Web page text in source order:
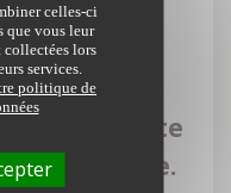
et le
mots, le
notaire
la réussite
immobilière.
celles-ci
que vous leur
lors
services.
politique de